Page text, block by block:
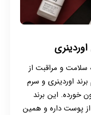
سلامت و مراقبت از
اوردینری و سرم
خورده. این برند
پوست داره و همین